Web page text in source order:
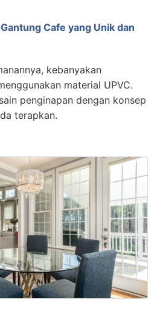
Cafe yang Unik dan
kebanyakan
material UPVC.
penginapan dengan konsep
terapkan.